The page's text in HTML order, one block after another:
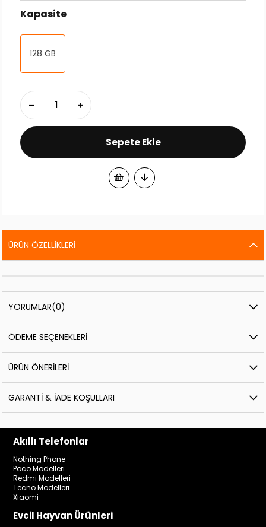
Kapasite
128 GB
ÜRÜN ÖZELLIKLERI
YORUMLAR(0)
ÖDEME SEÇENEKLERI
ÜRÜN ÖNERILERI
GARANTI & İADE KOŞULLARI
Akıllı Telefonlar
Nothing Phone
Poco Modelleri
Redmi Modelleri
Tecno Modelleri
Xiaomi
Evcil Hayvan Ürünleri